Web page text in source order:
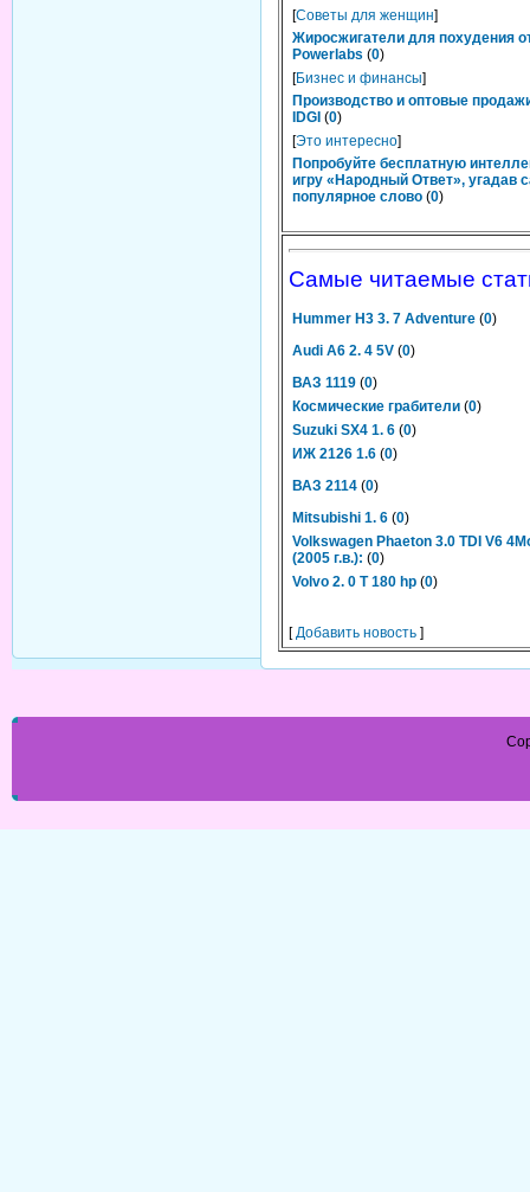
[Советы для женщин]
Жиросжигатели для похудения
Powerlabs (0)
[Бизнес и финансы]
Производство и оптовые
IDGI (0)
[Это интересно]
Попробуйте бесплатную
игру «Народный Ответ», угадав
популярное слово (0)
Самые читаемые
Hummer H3 3. 7 Adventure (0)
Audi A6 2. 4 5V (0)
ВАЗ 1119 (0)
Космические грабители (0)
Suzuki SX4 1. 6 (0)
ИЖ 2126 1.6 (0)
ВАЗ 2114 (0)
Mitsubishi 1. 6 (0)
Volkswagen Phaeton 3.0 TDI V6
(2005 г.в.): (0)
Volvo 2. 0 T 180 hp (0)
[Добавить новость ]